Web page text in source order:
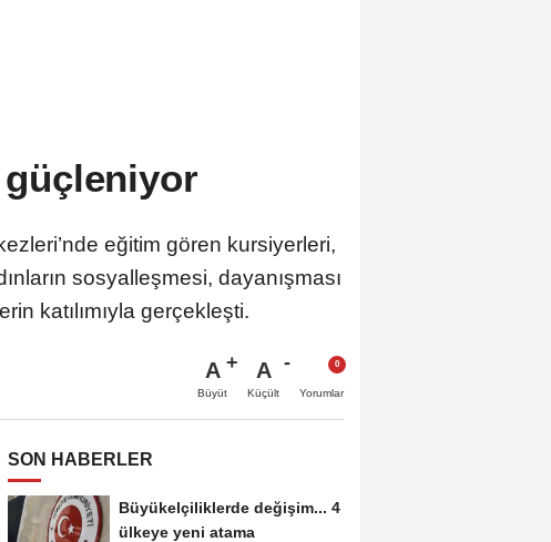
güçleniyor
eğitim gören kursiyerleri,
sosyalleşmesi, dayanışması
katılımıyla gerçekleşti.
A
Büyüt
A
Küçült Yorumlar
SON HABERLER
Büyükelçiliklerde değişim... 4
ülkeye yeni atama